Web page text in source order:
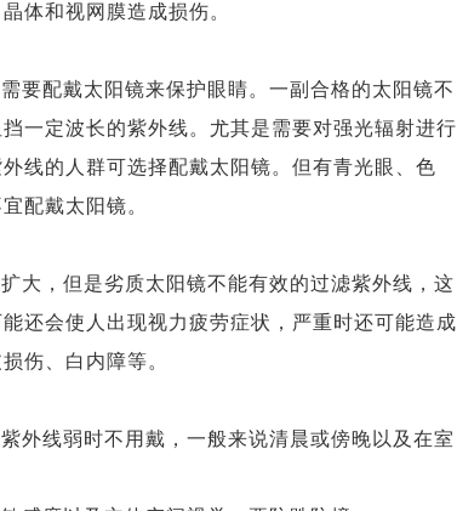
体和视网膜造成损伤。
要配戴太阳镜来保护眼睛。一副合格的太阳镜不
一定波长的紫外线。尤其是需要对强光辐射进行
线的人群可选择配戴太阳镜。但有青光眼、色
配戴太阳镜。
大，但是劣质太阳镜不能有效的过滤紫外线，这
还会使人出现视力疲劳症状，严重时还可能造成
伤、白内障等。
外线弱时不用戴，一般来说清晨或傍晚以及在室